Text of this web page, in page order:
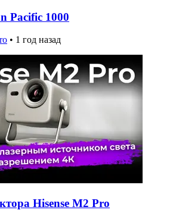
Pacific 1000
• 1 год назад
Hisense M2 Pro